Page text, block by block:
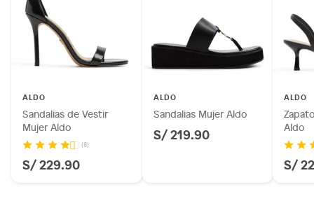
ALDO
Sandalias de Vestir
Mujer Aldo
(8)
S/ 229.90
ALDO
Sandalias Mujer Aldo
S/ 219.90
ALDO
Aldo
S/